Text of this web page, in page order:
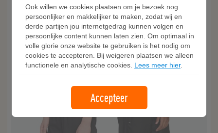
Ook willen we cookies plaatsen om je bezoek nog
persoonlijker en makkelijker te maken, zodat wij en
derde partijen jou internetgedrag kunnen volgen en
persoonlijke content kunnen laten zien. Om optimaal in
volle glorie onze website te gebruiken is het nodig om
cookies te accepteren. Bij weigeren plaatsen we alleen
functionele en analytische cookies. Lees meer hier.
Accepteer